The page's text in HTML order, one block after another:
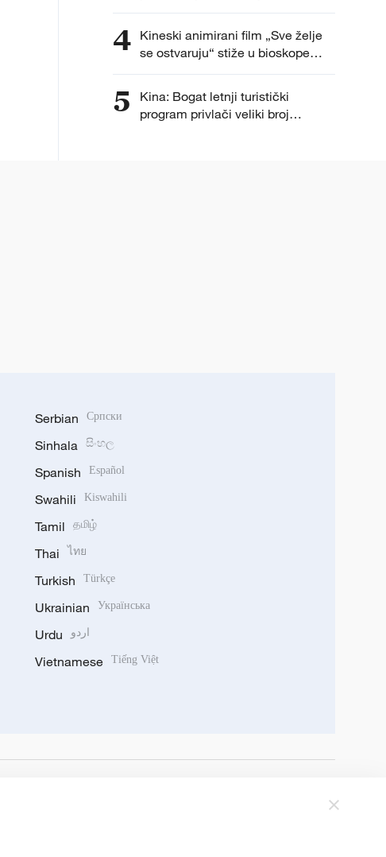
transporta u Kini zadržali rast
4 Kineski animirani film „Sve želje
se ostvaruju“ stiže u bioskope
širom sveta
5
Kina: Bogat letnji turistički
program privlači veliki broj
Serbian Српски
Sinhala සිංහල
Spanish Español
Swahili Kiswahili
Tamil தமிழ்
Thai ไทย
Turkish Türkçe
Ukrainian Українська
Urdu اردو
Vietnamese Tiếng Việt